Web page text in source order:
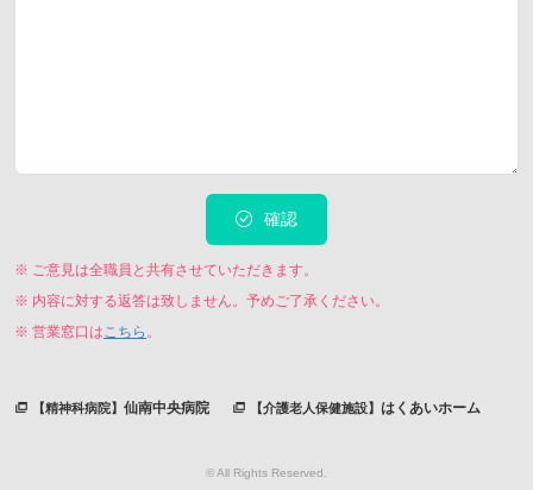
確認
※ ご意見は全職員と共有させていただきます。
※ 内容に対する返答は致しません。予めご了承ください。
※ 営業窓口はこちら 。
【精神科病院】 仙南中央病院 【介護老人保健施設】 はくあいホーム
© All Rights Reserved.